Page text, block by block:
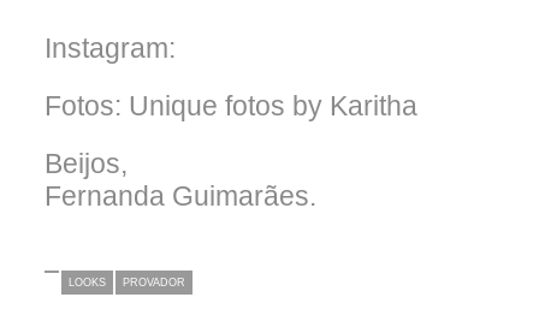
Instagram:
Fotos: Unique fotos by Karitha
Beijos,
Fernanda Guimarães.
LOOKS PROVADOR